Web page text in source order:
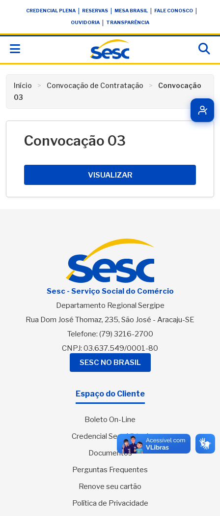
conteúdoCREDENCIAL PLENA RESERVAS MESA BRASIL FALE CONOSCO
OUVIDORIA TRANSPARÊNCIA
Início Convocação de Contratação
Convocação
03
Convocação 03
VISUALIZAR
Sesc - Serviço Social do Comércio
Departamento Regional Sergipe
Rua Dom José Thomaz, 235, São José - Aracaju-SE
Telefone: (79) 3216-2700
CNPJ: 03.637.549/0001-80
SESC NO BRASIL
Espaço do Cliente
Boleto On-Line
Credencial Sesc Virtual
Documentos
Perguntas Frequentes
Renove seu cartão
Política de Privacidade